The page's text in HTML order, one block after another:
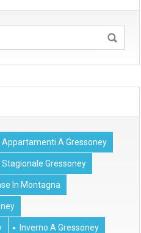
A Gressoney
Gressoney
In Montagna
Inverno A Gressoney